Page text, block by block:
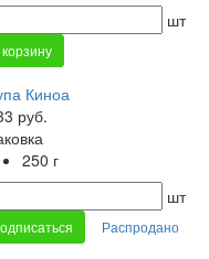
шт
Киноа
руб.
250 г
шт
Распродано